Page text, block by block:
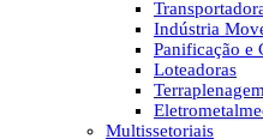
Indústria
Panificação e
Loteadoras
Terraplenagem
Multissetoriais